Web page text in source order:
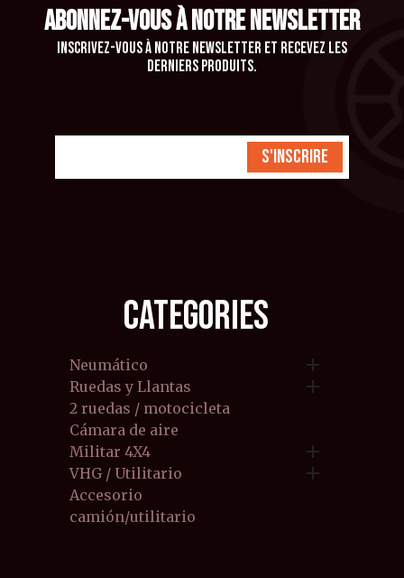
ABONNEZ-VOUS À NOTRE NEWSLETTER
Inscrivez-vous à notre newsletter et recevez les
derniers produits.
S'inscrire
CATEGORIES
Neumático 
Ruedas y Llantas 
2 ruedas / motocicleta
Cámara de aire
Militar 4X4

VHG / Utilitario 
Accesorio
camión/utilitario